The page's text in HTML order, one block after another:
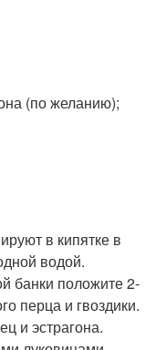
(по желанию);
в кипятке в
водой.
банки положите 2-
перца и гвоздики.
и эстрагона.